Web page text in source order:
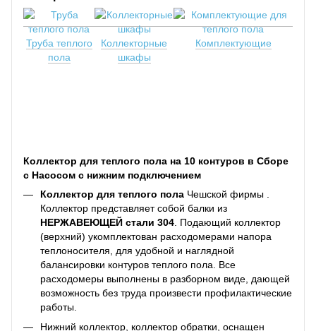
Труба теплого
пола
Коллекторные
шкафы
Комплектующие
Коллектор для теплого пола на 10 контуров в Сборе
с Насосом с нижним подключением
Коллектор для теплого пола Чешской фирмы .
Коллектор представляет собой балки из
НЕРЖАВЕЮЩЕЙ стали 304 . Подающий коллектор
(верхний) укомплектован расходомерами напора
теплоносителя, для удобной и наглядной
балансировки контуров теплого пола. Все
расходомеры выполнены в разборном виде, дающей
возможность без труда произвести профилактические
работы.
Нижний коллектор, коллектор обратки, оснащен